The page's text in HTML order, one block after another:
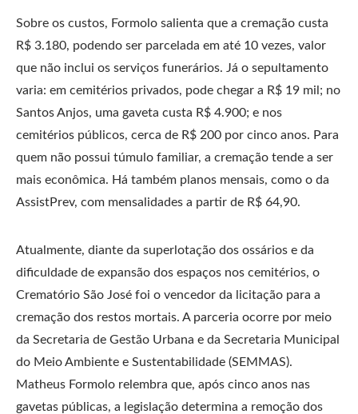
Sobre os custos, Formolo salienta que a cremação custa
R$ 3.180, podendo ser parcelada em até 10 vezes, valor
que não inclui os serviços funerários. Já o sepultamento
varia: em cemitérios privados, pode chegar a R$ 19 mil; no
Santos Anjos, uma gaveta custa R$ 4.900; e nos
cemitérios públicos, cerca de R$ 200 por cinco anos. Para
quem não possui túmulo familiar, a cremação tende a ser
mais econômica. Há também planos mensais, como o da
AssistPrev, com mensalidades a partir de R$ 64,90.
Atualmente, diante da superlotação dos ossários e da
dificuldade de expansão dos espaços nos cemitérios, o
Crematório São José foi o vencedor da licitação para a
cremação dos restos mortais. A parceria ocorre por meio
da Secretaria de Gestão Urbana e da Secretaria Municipal
do Meio Ambiente e Sustentabilidade (SEMMAS).
Matheus Formolo relembra que, após cinco anos nas
gavetas públicas, a legislação determina a remoção dos